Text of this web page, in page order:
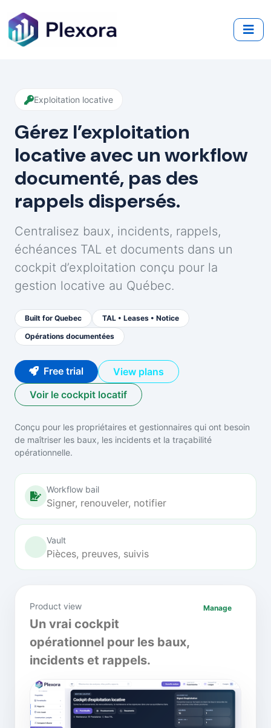
Exploitation locative
Gérez l’exploitation
locative avec un workflow
documenté, pas des
rappels dispersés.
Centralisez baux, incidents, rappels,
échéances TAL et documents dans un
cockpit d’exploitation conçu pour la
gestion locative au Québec.
Built for Quebec
TAL • Leases • Notice
Opérations documentées
Free trial
View plans
Voir le cockpit locatif
Conçu pour les propriétaires et gestionnaires qui ont besoin
de maîtriser les baux, les incidents et la traçabilité
opérationnelle.
Workflow bail
Signer, renouveler, notifier
Vault
Pièces, preuves, suivis
Product view
Un vrai cockpit
opérationnel pour les baux,
incidents et rappels.
Manage